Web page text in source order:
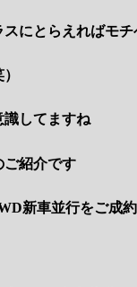
にとらえればモ
識してますね
ご紹介です
新車並行をご成